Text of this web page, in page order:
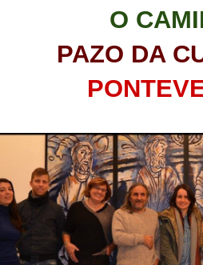
O
PAZO DA